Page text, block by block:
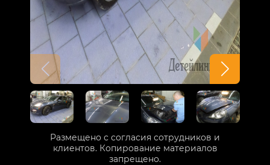
Размещено с согласия сотрудников и
клиентов. Копирование материалов
запрещено.